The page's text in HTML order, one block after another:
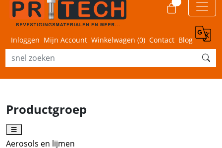
Inloggen Mijn Account Winkelwagen (0) Contact Blog
Productgroep
Aerosols en lijmen